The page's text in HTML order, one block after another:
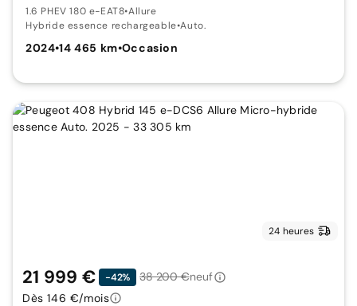
1.6 PHEV 180 e-EAT8•Allure
Hybride essence rechargeable•Auto.
2024•14 465 km•Occasion
24 heures
21 999 € -42% 38 200 €neuf
Dès 146 €/mois